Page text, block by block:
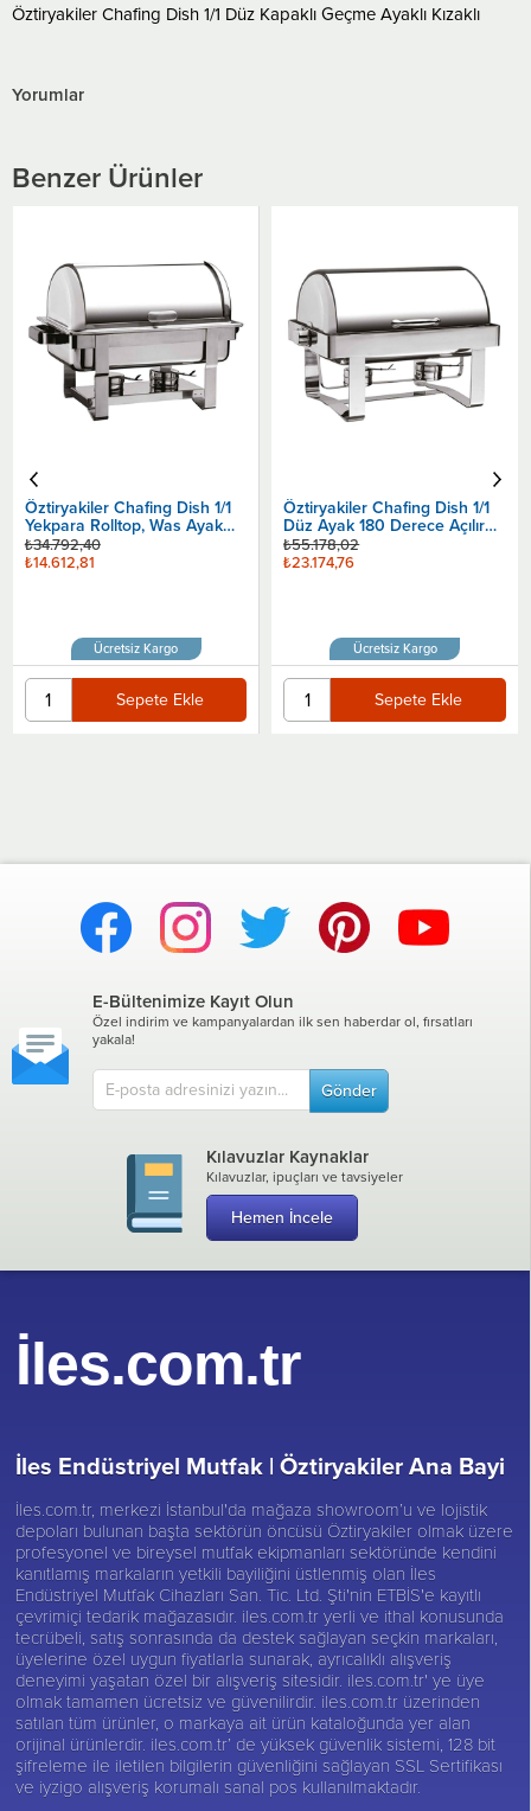
Öztiryakiler Chafing Dish 1/1 Düz Kapaklı Geçme Ayaklı Kızaklı
Yorumlar
Benzer Ürünler
Öztiryakiler Chafing Dish 1/1
Düz Ayak 180 Derece Açılır
Kapak Jel Yakıtlı
₺23.174,76
₺55.178,02
Sepete Ekle
Ücretsiz Kargo
Öztiryakiler Chafing Dish 1/1
Düz Ayak 180 Derece Açılır
Kapak, Kızaklı Jel Yakıtlı
₺23.598,33
₺56.186,49
Sepete Ekle
E-Bültenimize Kayıt Olun
Özel indirim ve kampanyalardan ilk sen haberdar ol, fırsatları
yakala!
Gönder
Kılavuzlar Kaynaklar
Kılavuzlar, ipuçları ve tavsiyeler
Hemen İncele
İles.com.tr
İles Endüstriyel Mutfak |Öztiryakiler Ana Bayi
İles.com.tr, merkezi İstanbul'da mağaza showroom’u ve lojistik
depoları bulunan başta sektörün öncüsü Öztiryakiler olmak üzere
profesyonel ve bireysel mutfak ekipmanları sektöründe kendini
kanıtlamış markaların yetkili bayiliğini üstlenmiş olan İles
Endüstriyel Mutfak Cihazları San. Tic. Ltd. Şti'nin ETBİS'e kayıtlı
çevrimiçi tedarik mağazasıdır. iles.com.tr yerli ve ithal konusunda
tecrübeli, satış sonrasında da destek sağlayan seçkin markaları,
üyelerine özel uygun fiyatlarla sunarak, ayrıcalıklı alışveriş
deneyimi yaşatan özel bir alışveriş sitesidir. iles.com.tr' ye üye
olmak tamamen ücretsiz ve güvenilirdir. iles.com.tr üzerinden
satılan tüm ürünler, o markaya ait ürün kataloğunda yer alan
orijinal ürünlerdir. iles.com.tr’ de yüksek güvenlik sistemi, 128 bit
şifreleme ile iletilen bilgilerin güvenliğini sağlayan SSL Sertifikası
ve iyzigo alışveriş korumalı sanal pos kullanılmaktadır.